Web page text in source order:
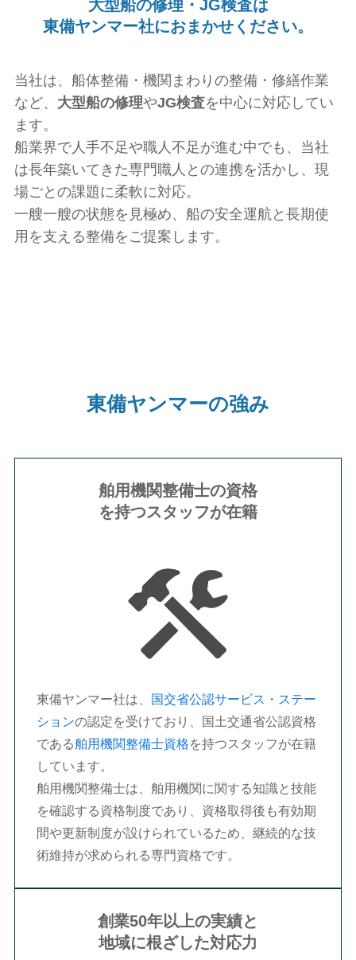
大型船の修理・JG検査は
東備ヤンマー社におまかせください。
当社は、船体整備・機関まわりの整備・修繕作業
など、 大型船の修理やJG検査を中心に対応してい
ます。
船業界で人手不足や職人不足が進む中でも、当社
は長年築いてきた専門職人との連携を活かし、現
場ごとの課題に柔軟に対応。
一艘一艘の状態を見極め、船の安全運航と長期使
用を支える整備をご提案します。
東備ヤンマーの強み
舶用機関整備士の資格
を持つスタッフが在籍
東備ヤンマー社は、 国交省公認サービス・ステー
ションの認定を受けており、国土交通省公認資格
である舶用機関整備士資格を持つスタッフが在籍
しています。
舶用機関整備士は、舶用機関に関する知識と技能
を確認する資格制度であり、資格取得後も有効期
間や更新制度が設けられているため、継続的な技
術維持が求められる専門資格です。
創業50年以上の実績と
地域に根ざした対応力